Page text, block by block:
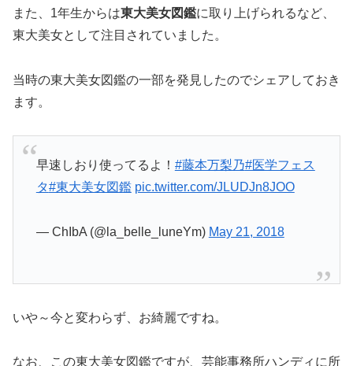
また、1年生からは東大美女図鑑に取り上げられるなど、
東大美女として注目されていました。
当時の東大美女図鑑の一部を発見したのでシェアしておき
ます。
早速しおり使ってるよ！ #藤本万梨乃#医学フェス
タ#東大美女図鑑 pic.twitter.com/JLUDJn8JOO
— ChIbA (@la_belle_luneYm) May 21, 2018
いや～今と変わらず、お綺麗ですね。
なお、この東大美女図鑑ですが、芸能事務所ハンディに所